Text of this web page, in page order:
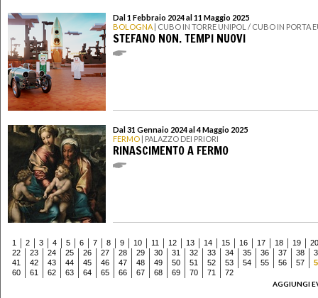
Dal 1 Febbraio 2024 al 11 Maggio 2025
BOLOGNA | CUBO IN TORRE UNIPOL / CUBO IN PORTA
STEFANO NON. TEMPI NUOVI
Dal 31 Gennaio 2024 al 4 Maggio 2025
FERMO | PALAZZO DEI PRIORI
RINASCIMENTO A FERMO
1 2 3 4 5 6 7 8 9 10 11 12 13 14 15 16 17 18 19
20
22
23 24 25 26 27 28 29 30 31 32 33 34 35 36 37 38
41
42 43 44 45 46 47 48 49 50 51 52 53 54 55 56 57
60
61 62 63 64 65 66 67 68 69 70 71
72
AGGIUNGI